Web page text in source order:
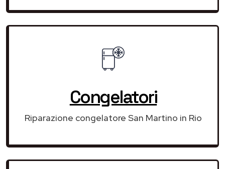
Congelatori
Riparazione congelatore San Martino in Rio